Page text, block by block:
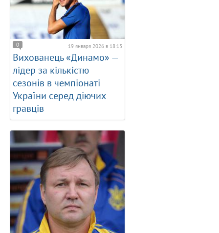
0 19 января 2026 в 18:13
Вихованець «Динамо» —
лідер за кількістю
сезонів в чемпіонаті
України серед діючих
гравців